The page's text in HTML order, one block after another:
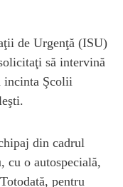
de Urgenţă (ISU)
să intervină
incinta Şcolii
din cadrul
cu o autospecială,
pentru